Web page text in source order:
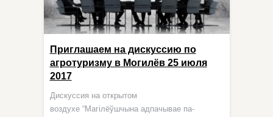
Приглашаем на дискуссию по
агротуризму в Могилёв 25 июля
2017
Дискуссия на открытом
воздухе “Магілёўшчына адпачывае па-